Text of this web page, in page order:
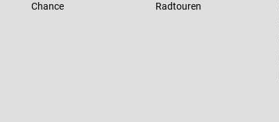
Chance
Radtouren